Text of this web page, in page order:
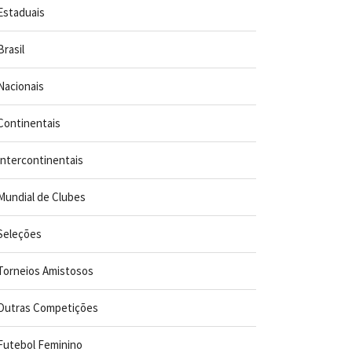
de Clubes
Amistosos
Competições
Feminino